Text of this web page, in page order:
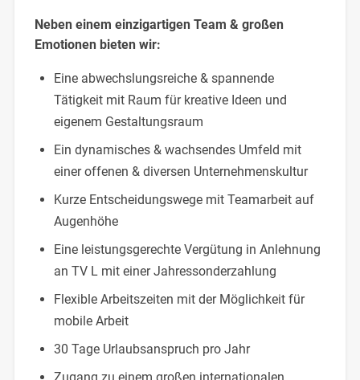
Neben einem einzigartigen Team & großen
Emotionen bieten wir:
Eine abwechslungsreiche & spannende
Tätigkeit mit Raum für kreative Ideen und
eigenem Gestaltungsraum
Ein dynamisches & wachsendes Umfeld mit
einer offenen & diversen Unternehmenskultur
Kurze Entscheidungswege mit Teamarbeit auf
Augenhöhe
Eine leistungsgerechte Vergütung in Anlehnung
an TV L mit einer Jahressonderzahlung
Flexible Arbeitszeiten mit der Möglichkeit für
mobile Arbeit
30 Tage Urlaubsanspruch pro Jahr